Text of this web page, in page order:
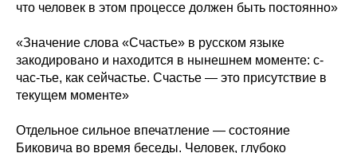
что человек в этом процессе должен быть постоянно»
«Значение слова «Счастье» в русском языке
закодировано и находится в нынешнем моменте: с-
час-тье, как сейчастье. Счастье — это присутствие в
текущем моменте»
Отдельное сильное впечатление — состояние
Биковича во время беседы. Человек, глубоко